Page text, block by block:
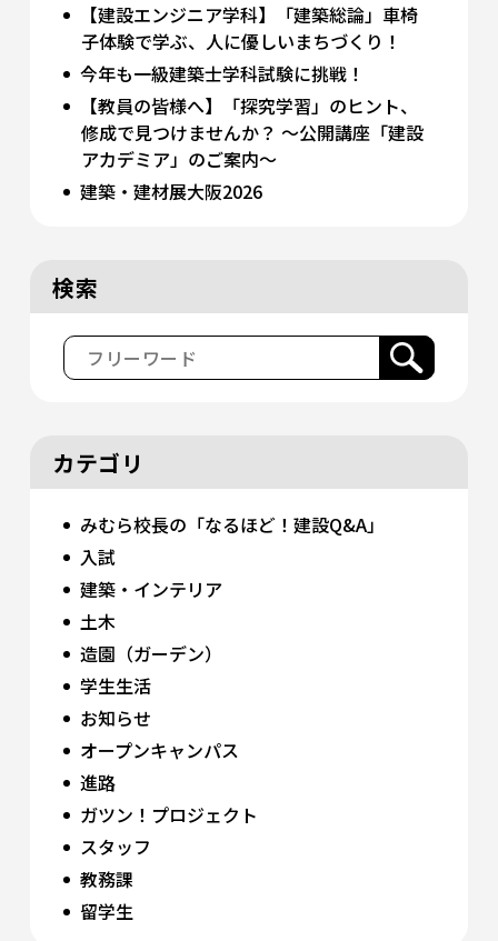
【建設エンジニア学科】「建築総論」車椅
子体験で学ぶ、人に優しいまちづくり！
今年も一級建築士学科試験に挑戦！
【教員の皆様へ】「探究学習」のヒント、
修成で見つけませんか？ 〜公開講座「建設
アカデミア」のご案内〜
建築・建材展大阪2026
検索
カテゴリ
みむら校長の「なるほど！建設Q&A」
入試
建築・インテリア
土木
造園（ガーデン）
学生生活
お知らせ
オープンキャンパス
進路
ガツン！プロジェクト
スタッフ
教務課
留学生